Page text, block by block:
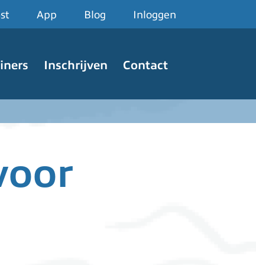
App Blog Inloggen
Inschrijven Contact